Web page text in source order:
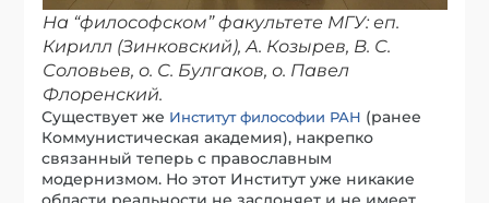
На “философском” факультете МГУ: еп.
Кирилл (Зинковский), А. Козырев, В. С.
Соловьев, о. С. Булгаков, о. Павел
Флоренский.
Существует же Институт философии РАН (ранее
Коммунистическая академия), накрепко
связанный теперь с православным
модернизмом. Но этот Институт уже никакие